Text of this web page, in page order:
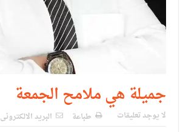
جميلة هي ملامح الجمعة
لا يوجد تعليقات طباعة البريد الالكترونى